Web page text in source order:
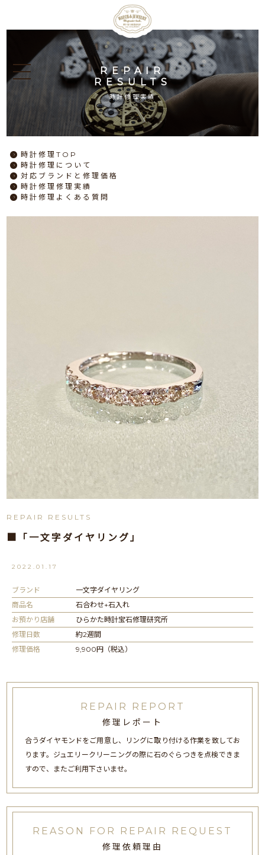
REPAIR
RESULTS
時計修理実績
時計修理TOP
時計修理 について
対応ブランドと修理価格
時計修理修理実績
時計修理 よくある質問
REPAIR RESULTS
■「一文字ダイヤリング」
2022.01.17
ブランド
一文字ダイヤリング
商品名
石合わせ+石入れ
お預かり店舗
ひらかた時計宝石修理研究所
修理日数
約2週間
修理価格
9,900円（税込）
REPAIR REPORT
修理レポート
合うダイヤモンドをご用意し、リングに取り付ける作業を致してお
ります。ジュエリークリーニングの際に石のぐらつきを点検できま
すので、またご利用下さいませ。
REASON FOR REPAIR REQUEST
修理依頼理由